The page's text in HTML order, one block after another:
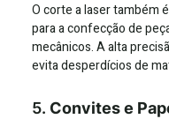
O corte a laser também
para a confecção de
mecânicos. A alta
evita desperdícios de
5. Convites e